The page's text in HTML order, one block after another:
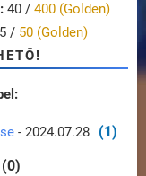
40 / 400 (Golden)
5 / 50 (Golden)
- 2024.07.28 (1)
(0)